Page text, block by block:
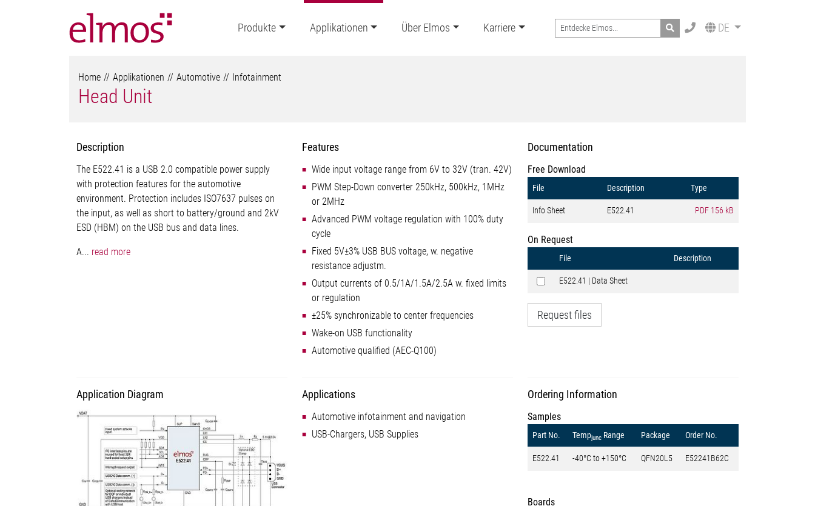
Produkte Applikationen Über Elmos Karriere Search DE
Home Applikationen Automotive Infotainment
Head Unit
Description
The E522.41 is a USB 2.0 compatible power supply
with protection features for the automotive
environment. Protection includes ISO7637 pulses on
the input, as well as short to battery/ground and 2kV
ESD (HBM) on the USB bus and data lines.
A... read more
Features
Wide input voltage range from 6V to 32V (tran. 42V)
PWM Step-Down converter 250kHz, 500kHz, 1MHz
or 2MHz
Advanced PWM voltage regulation with 100% duty
cycle
Fixed 5V±3% USB BUS voltage, w. negative
resistance adjustm.
Output currents of 0.5/1A/1.5A/2.5A w. fixed limits
or regulation
±25% synchronizable to center frequencies
Wake-on USB functionality
Automotive qualified (AEC-Q100)
Documentation
Free Download
File Description Type
Info Sheet E522.41 PDF 156 kB
On Request
File Description
E522.41 | Data Sheet
Request files
Application Diagram Applications
Automotive infotainment and navigation
USB-Chargers, USB Supplies
Ordering Information
Samples
Part No. Tempjunc Range Package Order No.
E522.41 -40°C to +150°C QFN20L5 E52241B62C
Boards